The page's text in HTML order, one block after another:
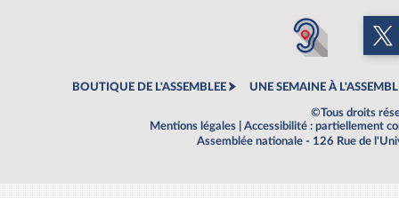
BOUTIQUE DE L'ASSEMBLEE UNE SEMAINE À
©Tous droits
Mentions légales
Accessibilité : partiellement
Assemblée nationale - 126 Rue de